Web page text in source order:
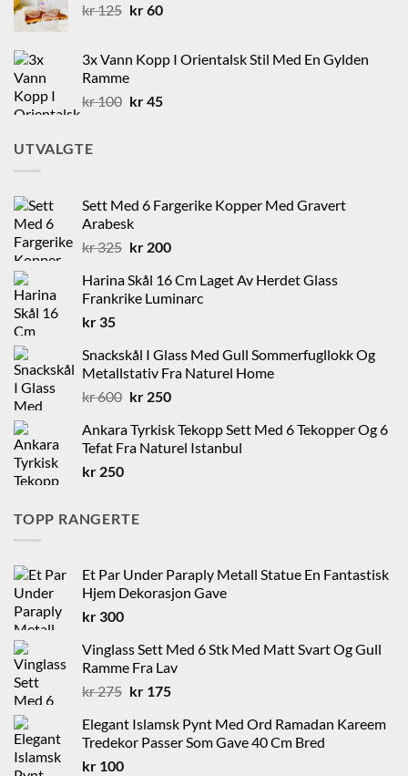
kr125 Opprinnelig
kr 125.
kr60Nåværende
kr 60.
3x Vann Kopp I Orientalsk Stil Med En Gylden
Ramme
kr100 Opprinnelig
kr45Nåværende
UTVALGTE
Sett Med 6 Fargerike Kopper Med Gravert
Arabesk
kr325 Opprinnelig
var:
kr 325.
kr200Nåværende
er:
kr 200.
Harina Skål 16 Cm Laget Av Herdet Glass
Frankrike Luminarc
kr 35
Snackskål I Glass Med Gull Sommerfugllokk Og
Metallstativ Fra Naturel Home
kr600 Opprinnelig
var:
kr 600.
kr250Nåværende
er:
kr 250.
Ankara Tyrkisk Tekopp Sett Med 6 Tekopper Og 6
Tefat Fra Naturel Istanbul
kr 250
TOPP RANGERTE
Et Par Under Paraply Metall Statue En Fantastisk
Hjem Dekorasjon Gave
kr 300
Vinglass Sett Med 6 Stk Med Matt Svart Og Gull
Ramme Fra Lav
kr275 Opprinnelig
var:
kr 275.
kr175Nåværende
er:
kr 175.
Elegant Islamsk Pynt Med Ord Ramadan Kareem
Tredekor Passer Som Gave 40 Cm Bred
kr 100